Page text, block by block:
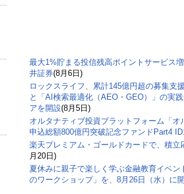
最大1%貯まる投信残高ポイントサービス
井証券(8月6日)
ロックスライフ、累計145億円超の募集支
と「AI検索最適化（AEO・GEO）」の実
アを開設(8月5日)
オルタナティブ投資プラットフォーム「オ
申込総額800億円突破記念ファンドPart4
楽天プレミアム・ゴールドカードで、積立
月20日)
夏休みに親子で楽しく学ぶ金融教育イベン
のワークショップ」を、8月26日（水）に